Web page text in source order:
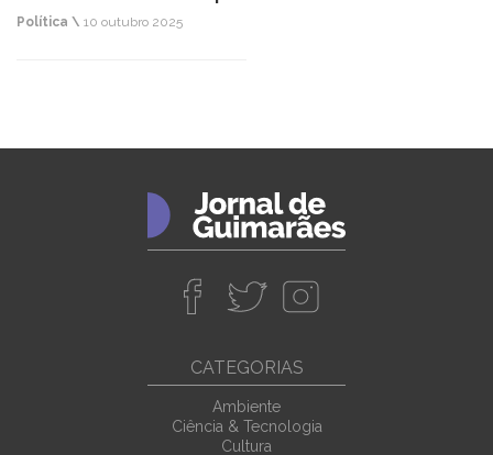
Política \ 10 outubro 2025
CATEGORIAS
Ambiente
Ciência & Tecnologia
Cultura